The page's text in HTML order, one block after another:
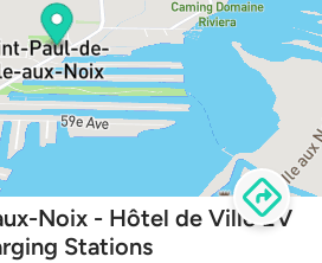
Noix - Hôtel de Ville EV
Stations